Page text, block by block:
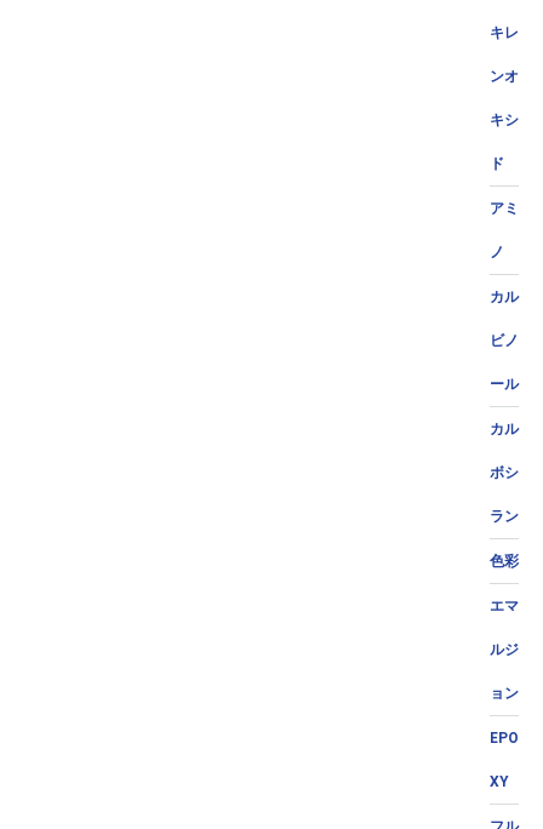
キレ
ンオ
キシ
ド
アミ
ノ
カル
ビノ
ール
カル
ボシ
ラン
色彩
エマ
ルジ
ョン
EPO
XY